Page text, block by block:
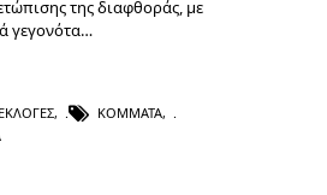
της διαφθοράς, με
γεγονότα…
ΕΚΛΟΓΈΣ, ΚΌΜΜΑΤΑ,